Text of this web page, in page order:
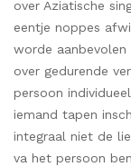
over Aziatische
eentje noppes
worde
over gedurende
persoon
iemand tapen
integraal niet de
va het persoon